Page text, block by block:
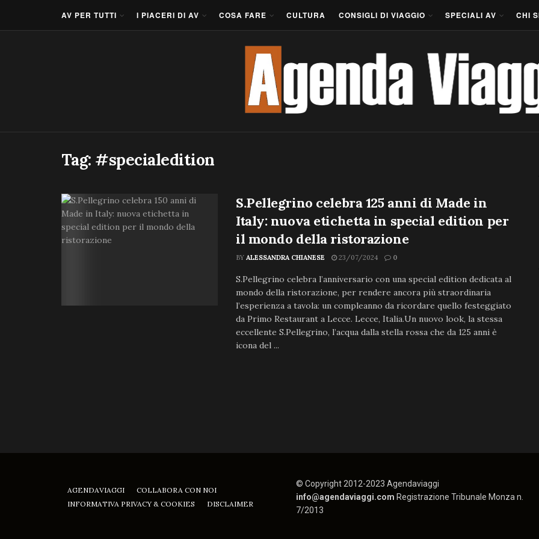
AV PER TUTTI I PIACERI DI AV COSA FARE CULTURA CONSIGLI DI VIAGGIO SPECIALI AV CHI
Tag: #specialedition
S.Pellegrino celebra 125 anni di Made in
Italy: nuova etichetta in special edition per
il mondo della ristorazione
BY ALESSANDRA CHIANESE 23/07/2024 0
S.Pellegrino celebra l’anniversario con una special edition dedicata al
mondo della ristorazione, per rendere ancora più straordinaria
l’esperienza a tavola: un compleanno da ricordare quello festeggiato
da Primo Restaurant a Lecce. Lecce, Italia.Un nuovo look, la stessa
eccellente S.Pellegrino, l’acqua dalla stella rossa che da 125 anni è
icona del ...
AGENDAVIAGGI
COLLABORA CON NOI
INFORMATIVA PRIVACY & COOKIES
DISCLAIMER
© Copyright 2012-2023 Agendaviaggi
info@agendaviaggi.com Registrazione Tribunale Monza n.
7/2013